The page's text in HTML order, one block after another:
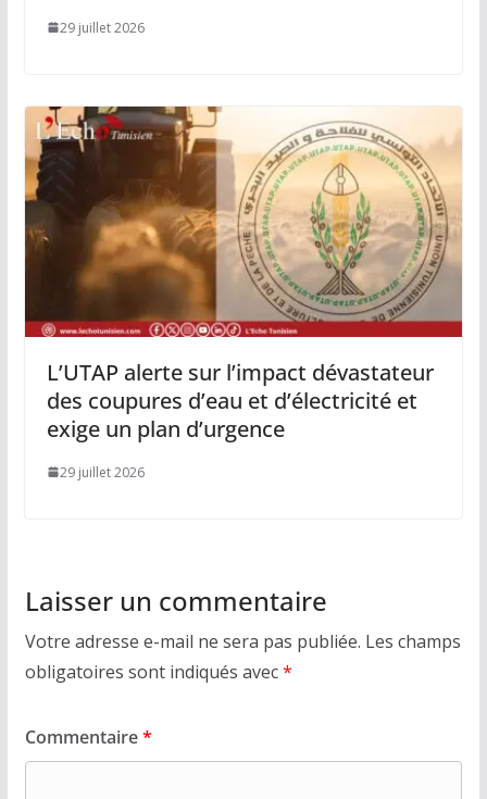
29 juillet 2026
L’UTAP alerte sur l’impact dévastateur
des coupures d’eau et d’électricité et
exige un plan d’urgence
29 juillet 2026
Laisser un commentaire
Votre adresse e-mail ne sera pas publiée. Les champs
obligatoires sont indiqués avec*
Commentaire*